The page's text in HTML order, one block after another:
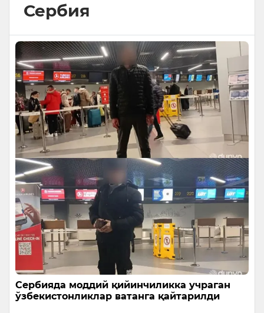
Сербия
Сербияда моддий қийинчиликка учраган
ўзбекистонликлар ватанга қайтарилди